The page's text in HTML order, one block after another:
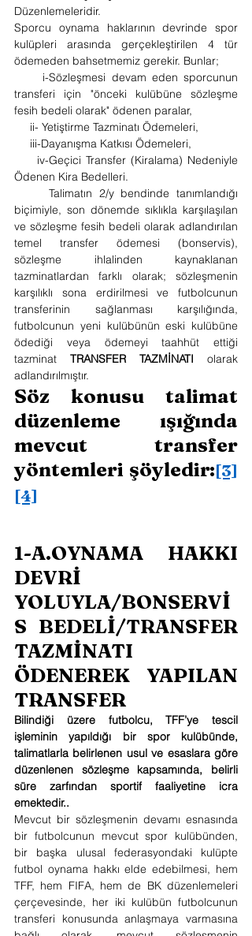
Düzenlemeleridir.
Sporcu oynama haklarının devrinde spor
kulüpleri arasında gerçekleştirilen 4 tür
ödemeden bahsetmemiz gerekir. Bunlar;
i-Sözleşmesi devam eden sporcunun
transferi için "önceki kulübüne sözleşme
fesih bedeli olarak" ödenen paralar,
ii- Yetiştirme Tazminatı Ödemeleri,
iii-Dayanışma Katkısı Ödemeleri,
iv-Geçici Transfer (Kiralama) Nedeniyle
Ödenen Kira Bedelleri.
Talimatın 2/y bendinde tanımlandığı
biçimiyle, son dönemde sıklıkla karşılaşılan
ve sözleşme fesih bedeli olarak adlandırılan
temel transfer ödemesi (bonservis),
sözleşme ihlalinden kaynaklanan
tazminatlardan farklı olarak; sözleşmenin
karşılıklı sona erdirilmesi ve futbolcunun
transferinin sağlanması karşılığında,
futbolcunun yeni kulübünün eski kulübüne
ödediği veya ödemeyi taahhüt ettiği
tazminat TRANSFER TAZMİNATI olarak
adlandırılmıştır.
Söz konusu talimat
düzenleme ışığında
mevcut transfer
yöntemleri şöyledir:[3]
[4]
1-A.OYNAMA HAKKI
DEVRİ
YOLUYLA/BONSERVİ
S BEDELİ/TRANSFER
TAZMİNATI
ÖDENEREK YAPILAN
TRANSFER
Bilindiği üzere futbolcu, TFF’ye tescil
işleminin yapıldığı bir spor kulübünde,
talimatlarla belirlenen usul ve esaslara göre
düzenlenen sözleşme kapsamında, belirli
süre zarfından sportif faaliyetine icra
emektedir..
Mevcut bir sözleşmenin devamı esnasında
bir futbolcunun mevcut spor kulübünden,
bir başka ulusal federasyondaki kulüpte
futbol oynama hakkı elde edebilmesi, hem
TFF, hem FIFA, hem de BK düzenlemeleri
çerçevesinde, her iki kulübün futbolcunun
transferi konusunda anlaşmaya varmasına